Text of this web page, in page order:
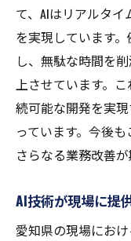
て、AIはリアルタ
を実現しています
し、無駄な時間を
上させています。
続可能な開発を実
っています。今後
さらなる業務改善が
AI技術が現場に提
愛知県の現場にお